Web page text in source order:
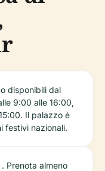
disponibili dal
9:00 alle 16:00,
Il palazzo è
festivi nazionali.
. Prenota almeno